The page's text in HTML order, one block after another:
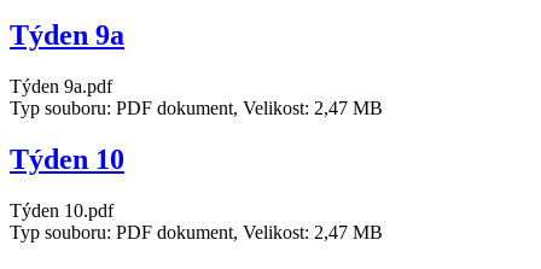
Týden 9a
Týden 9a.pdf
Typ souboru: PDF dokument, Velikost: 2,47 MB
Týden 10
Týden 10.pdf
Typ souboru: PDF dokument, Velikost: 2,47 MB